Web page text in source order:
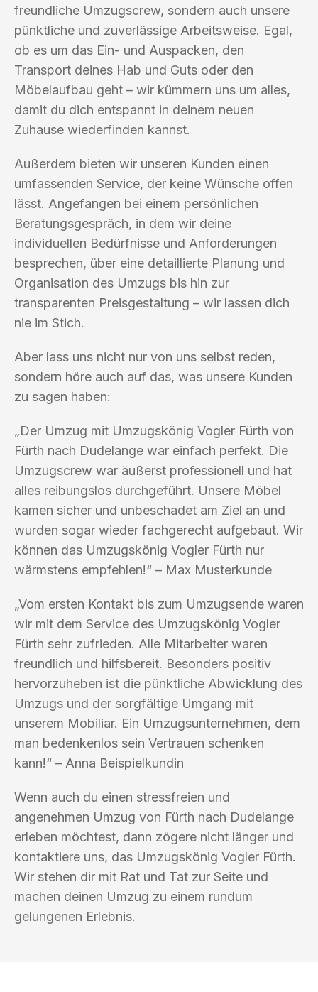
freundliche Umzugscrew, sondern auch unsere
pünktliche und zuverlässige Arbeitsweise. Egal,
ob es um das Ein- und Auspacken, den
Transport deines Hab und Guts oder den
Möbelaufbau geht – wir kümmern uns um alles,
damit du dich entspannt in deinem neuen
Zuhause wiederfinden kannst.
Außerdem bieten wir unseren Kunden einen
umfassenden Service, der keine Wünsche offen
lässt. Angefangen bei einem persönlichen
Beratungsgespräch, in dem wir deine
individuellen Bedürfnisse und Anforderungen
besprechen, über eine detaillierte Planung und
Organisation des Umzugs bis hin zur
transparenten Preisgestaltung – wir lassen dich
nie im Stich.
Aber lass uns nicht nur von uns selbst reden,
sondern höre auch auf das, was unsere Kunden
zu sagen haben:
„Der Umzug mit Umzugskönig Vogler Fürth von
Fürth nach Dudelange war einfach perfekt. Die
Umzugscrew war äußerst professionell und hat
alles reibungslos durchgeführt. Unsere Möbel
kamen sicher und unbeschadet am Ziel an und
wurden sogar wieder fachgerecht aufgebaut. Wir
können das Umzugskönig Vogler Fürth nur
wärmstens empfehlen!“ – Max Musterkunde
„Vom ersten Kontakt bis zum Umzugsende waren
wir mit dem Service des Umzugskönig Vogler
Fürth sehr zufrieden. Alle Mitarbeiter waren
freundlich und hilfsbereit. Besonders positiv
hervorzuheben ist die pünktliche Abwicklung des
Umzugs und der sorgfältige Umgang mit
unserem Mobiliar. Ein Umzugsunternehmen, dem
man bedenkenlos sein Vertrauen schenken
kann!“ – Anna Beispielkundin
Wenn auch du einen stressfreien und
angenehmen Umzug von Fürth nach Dudelange
erleben möchtest, dann zögere nicht länger und
kontaktiere uns, das Umzugskönig Vogler Fürth.
Wir stehen dir mit Rat und Tat zur Seite und
machen deinen Umzug zu einem rundum
gelungenen Erlebnis.